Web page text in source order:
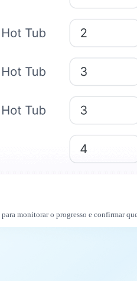
monitorar o progresso e confirmar